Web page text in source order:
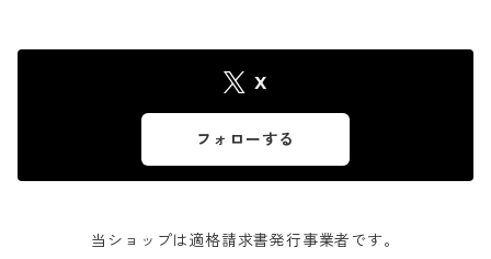
X
フォローする
当ショップは適格請求書発行事業者です。